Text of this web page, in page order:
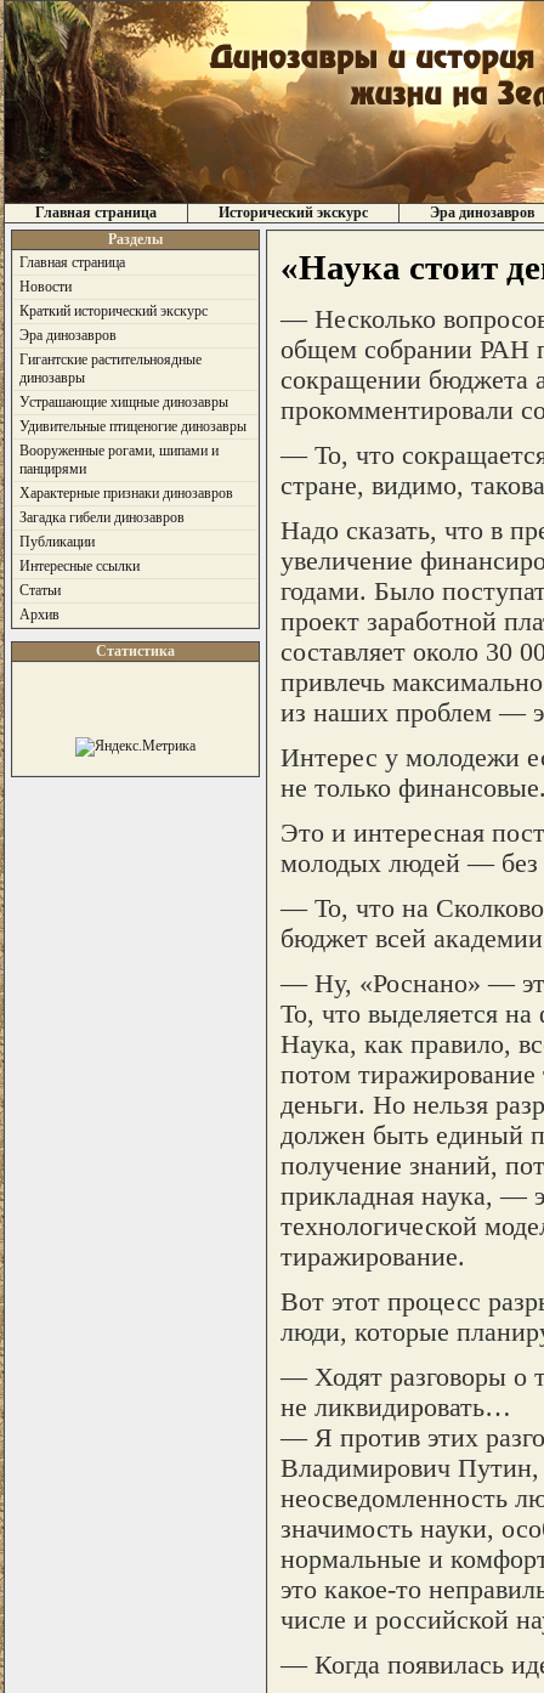
Главная страница Исторический экскурс
Эра динозавров
Разделы
Главная страница
Новости
Краткий исторический экскурс
Эра динозавров
Гигантские растительноядные
динозавры
Устрашающие хищные динозавры
Удивительные птиценогие динозавры
Вооруженные рогами, шипами и
панцирями
Характерные признаки динозавров
Загадка гибели динозавров
Публикации
Интересные ссылки
Статьи
Архив
Статистика
«Наука стоит
— Несколько
общем собрании РАН
сокращении бюджета
прокомментировали
— То, что
стране, видимо,
Надо сказать, что в
увеличение
годами. Было
проект заработной
составляет около 30
привлечь
из наших проблем —
Интерес у молодежи
не только
Это и интересная
молодых людей — без
— То, что на
бюджет всей
— Ну, «Роснано» —
То, что выделяется
Наука, как правило,
потом
деньги. Но нельзя
должен быть единый
получение знаний,
прикладная наука, —
технологической
тиражирование.
Вот этот процесс
люди, которые
— Ходят разговоры о
не ликвидировать…
— Я против этих
Владимирович Путин,
неосведомленность
значимость науки,
нормальные и
это какое-то
числе и российской
— Когда появилась